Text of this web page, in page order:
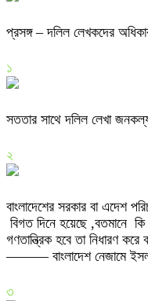
প্রসঙ্গ – দলিল লেখকদের
১
সততার সাথে দলিল লেখা
২
বাংলাদেশের সরকার বা এদেশ
বিগত দিনে হয়েছে ,বতমানে
গণতান্ত্রিক হবে তা নিধারণ করে
——— বাংলাদেশ নেজামে
৩